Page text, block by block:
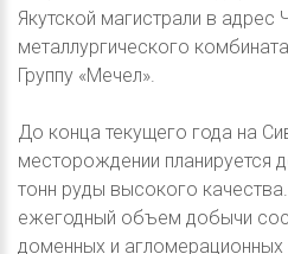
Якутской магистрали в адрес
металлургического
Группу «Мечел».
До конца текущего года на
месторождении планируется
тонн руды высокого
ежегодный объем добычи
доменных и агломерационных